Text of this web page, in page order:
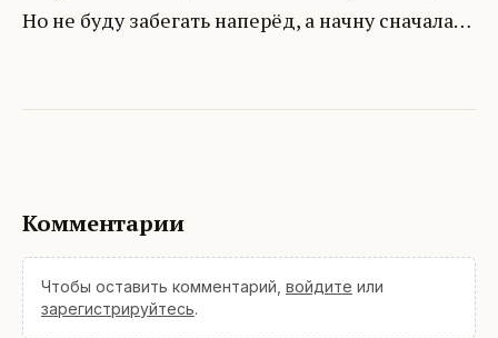
Но не буду забегать наперёд, а начну сначала…
Комментарии
Чтобы оставить комментарий, войдите или
зарегистрируйтесь.